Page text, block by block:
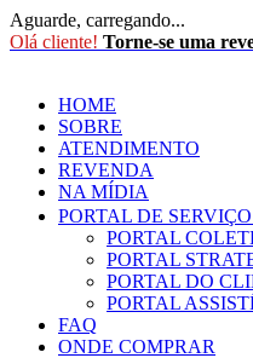
Aguarde, carregando...
Olá cliente! Torne-se uma
HOME
SOBRE
ATENDIMENTO
REVENDA
NA MÍDIA
PORTAL DE SERVIÇO
PORTAL
PORTAL
PORTAL DO
PORTAL
FAQ
ONDE COMPRAR